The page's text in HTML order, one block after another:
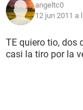
angeltc0
12 jun 2011 a
TE quiero tio, dos
casi la tiro por la